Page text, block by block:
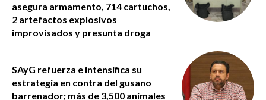
asegura armamento, 714 cartuchos,
2 artefactos explosivos
improvisados y presunta droga
SAyG refuerza e intensifica su
estrategia en contra del gusano
barrenador; más de 3,500 animales